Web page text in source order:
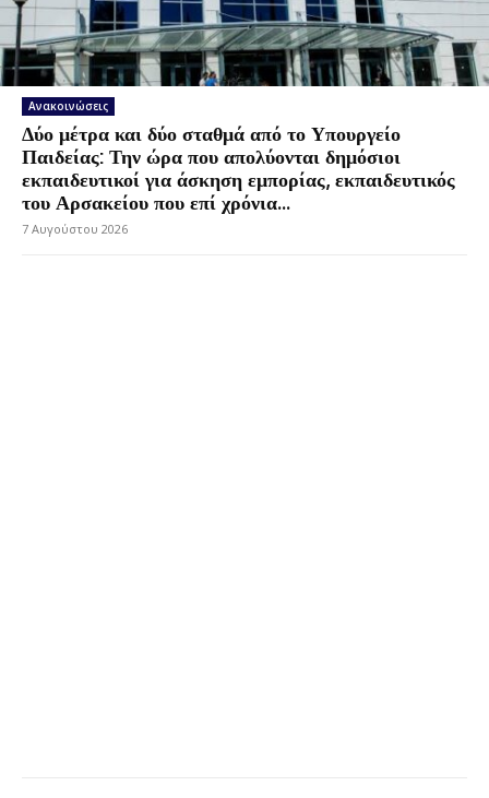
Ανακοινώσεις
Δύο μέτρα και δύο σταθμά από το Υπουργείο
Παιδείας: Την ώρα που απολύονται δημόσιοι
εκπαιδευτικοί για άσκηση εμπορίας, εκπαιδευτικός
του Αρσακείου που επί χρόνια...
7 Αυγούστου 2026